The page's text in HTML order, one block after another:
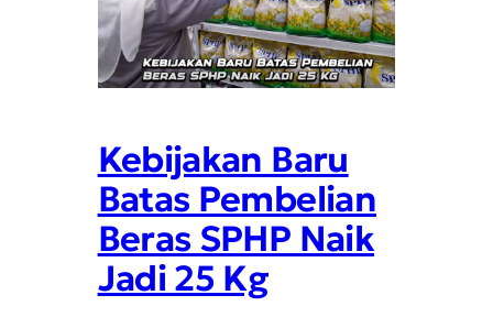
Kebijakan Baru
Batas Pembelian
Beras SPHP Naik
Jadi 25 Kg